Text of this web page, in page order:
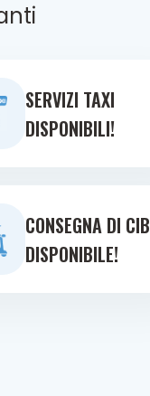
SERVIZI TAXI
DISPONIBILI!
CONSEGNA DI
DISPONIBILE!